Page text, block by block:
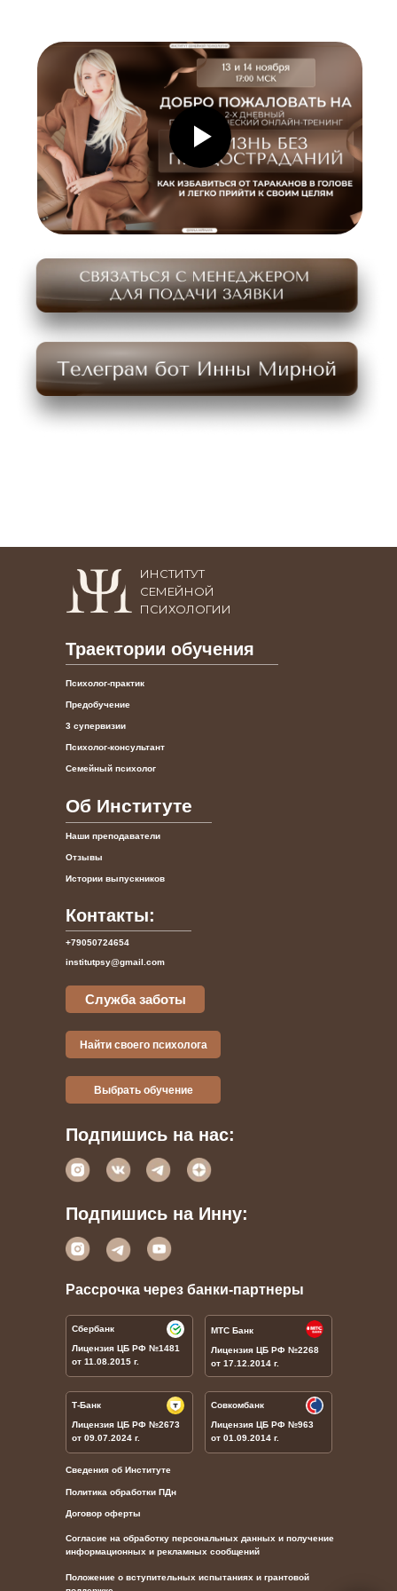
Траектории обучения
Психолог-практик
Предобучение
3 супервизии
Психолог-консультант
Семейный психолог
Контакты:
+79050724654
Служба заботы
institutpsy@gmail.com
Об Институте
Наши преподаватели
Отзывы
Истории выпускников
Найти своего психолога
Выбрать обучение
Подпишись на нас:
Подпишись на Инну:
Рассрочка через банки-партнеры
Политика обработки ПДн
Договор оферты
Согласие на обработку персональных данных и получение
информационных и рекламных сообщений
Положение о вступительных испытаниях и грантовой
Сведения об Институте
Сбербанк
Лицензия ЦБ РФ №1481
от 11.08.2015 г.
Т-Банк
Лицензия ЦБ РФ №2673
от 09.07.2024 г.
МТС Банк
Лицензия ЦБ РФ №2268
от 17.12.2014 г.
Совкомбанк
Лицензия ЦБ РФ №963
от 01.09.2014 г.
ИНСТИТУТ
СЕМЕЙНОЙ
ПСИХОЛОГИИ